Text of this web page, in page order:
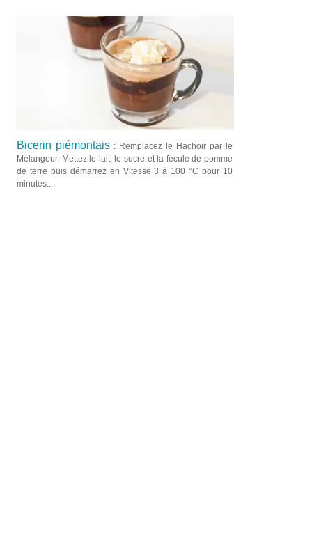
Bicerin piémontais : Remplacez le Hachoir par le
Mélangeur. Mettez le lait, le sucre et la fécule de pomme
de terre puis démarrez en Vitesse 3 à 100 °C pour 10
minutes...